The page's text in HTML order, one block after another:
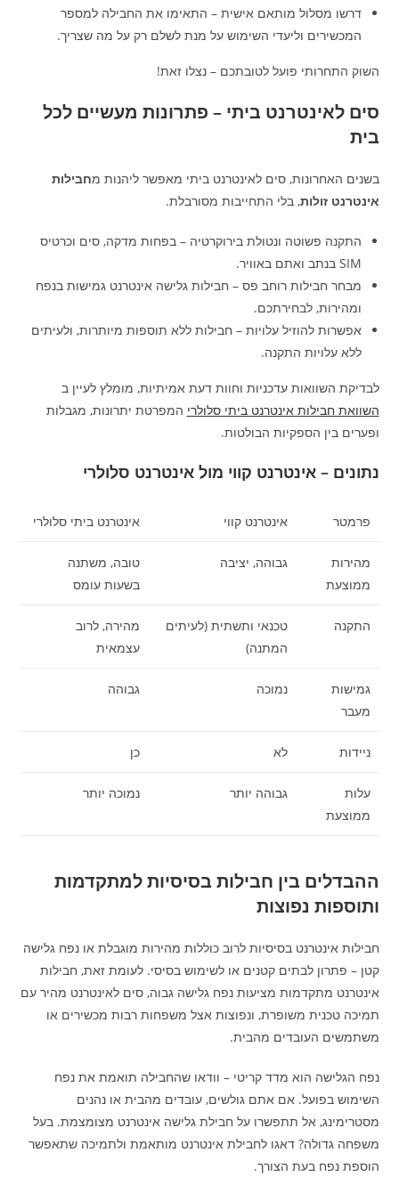
דרשו מסלול מותאם אישית – התאימו את החבילה למספר
המכשירים וליעדי השימוש על מנת לשלם רק על מה שצריך.
השוק התחרותי פועל לטובתכם – נצלו זאת!
סים לאינטרנט ביתי – פתרונות מעשיים לכל
בית
בשנים האחרונות, סים לאינטרנט ביתי מאפשר ליהנות מחבילות
אינטרנט זולות, בלי התחייבות מסורבלת.
התקנה פשוטה ונטולת בירוקרטיה – בפחות מדקה, סים וכרטיס
SIM בנתב ואתם באוויר.
מבחר חבילות רוחב פס – חבילות גלישה אינטרנט גמישות בנפח
ומהירות, לבחירתכם.
אפשרות להוזיל עלויות – חבילות ללא תוספות מיותרות, ולעיתים
ללא עלויות התקנה.
לבדיקת השוואות עדכניות וחוות דעת אמיתיות, מומלץ לעיין ב
השוואת חבילות אינטרנט ביתי סלולרי המפרטת יתרונות, מגבלות
ופערים בין הספקיות הבולטות.
נתונים – אינטרנט קווי מול אינטרנט סלולרי
פרמטר אינטרנט קווי אינטרנט ביתי סלולרי
מהירות
ממוצעת
גבוהה, יציבה
טובה, משתנה
בשעות עומס
התקנה
טכנאי ותשתית (לעיתים
המתנה)
מהירה, לרוב
עצמאית
גמישות
מעבר
נמוכה גבוהה
ניידות לא כן
עלות
ממוצעת
גבוהה יותר נמוכה יותר
ההבדלים בין חבילות בסיסיות למתקדמות
ותוספות נפוצות
חבילות אינטרנט בסיסיות לרוב כוללות מהירות מוגבלת או נפח גלישה
קטן – פתרון לבתים קטנים או לשימוש בסיסי. לעומת זאת, חבילות
אינטרנט מתקדמות מציעות נפח גלישה גבוה, סים לאינטרנט מהיר עם
תמיכה טכנית משופרת, ונפוצות אצל משפחות רבות מכשירים או
משתמשים העובדים מהבית.
נפח הגלישה הוא מדד קריטי – וודאו שהחבילה תואמת את נפח
השימוש בפועל. אם אתם גולשים, עובדים מהבית או נהנים
מסטרימינג, אל תתפשרו על חבילת גלישה אינטרנט מצומצמת. בעל
משפחה גדולה? דאגו לחבילת אינטרנט מותאמת ולתמיכה שתאפשר
הוספת נפח בעת הצורך.